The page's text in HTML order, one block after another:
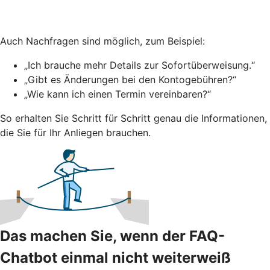
Auch Nachfragen sind möglich, zum Beispiel:
„Ich brauche mehr Details zur Sofortüberweisung.“
„Gibt es Änderungen bei den Kontogebühren?“
„Wie kann ich einen Termin vereinbaren?“
So erhalten Sie Schritt für Schritt genau die Informationen,
die Sie für Ihr Anliegen brauchen.
Das machen Sie, wenn der FAQ-
Chatbot einmal nicht weiterweiß